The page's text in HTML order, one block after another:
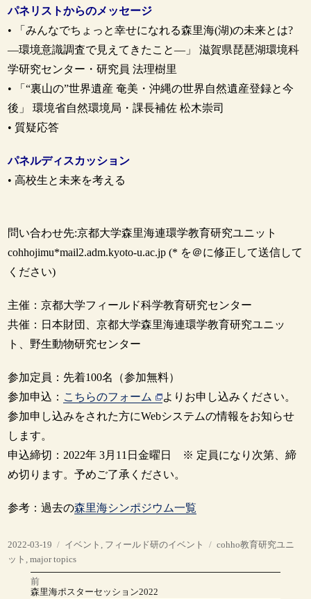
パネリストからのメッセージ
• 「みんなでちょっと幸せになれる森里海(湖)の未来とは?
―環境意識調査で見えてきたこと―」 滋賀県琵琶湖環境科
学研究センター・研究員 法理樹里
• 「“裏山の”世界遺産 奄美・沖縄の世界自然遺産登録と今
後」 環境省自然環境局・課長補佐 松木崇司
• 質疑応答
パネルディスカッション
• 高校生と未来を考える
問い合わせ先:京都大学森里海連環学教育研究ユニット
cohhojimu*mail2.adm.kyoto-u.ac.jp (* を＠に修正して送信して
ください)
主催：京都大学フィールド科学教育研究センター
共催：日本財団、京都大学森里海連環学教育研究ユニッ
ト、野生動物研究センター
参加定員：先着100名（参加無料）
参加申込： こちらのフォーム
よりお申し込みください。
参加申し込みをされた方にWebシステムの情報をお知らせ
します。
申込締切：2022年 3月11日金曜日 ※ 定員になり次第、締
め切ります。予めご了承ください。
参考：過去の森里海シンポジウム一覧
投
稿
2022-03-19
カ
テ
ゴ
リ
イベント , フィールド研のイベント
タ
cohho教育研究ユニ
ット ,major topics
投
前
前
森里海ポスターセッション2022